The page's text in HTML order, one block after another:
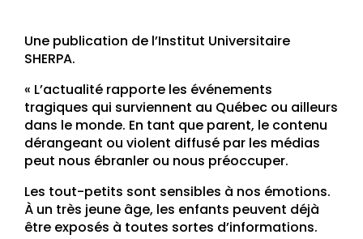
Une publication de l’Institut Universitaire
SHERPA.
« L’actualité rapporte les événements
tragiques qui surviennent au Québec ou ailleurs
dans le monde. En tant que parent, le contenu
dérangeant ou violent diffusé par les médias
peut nous ébranler ou nous préoccuper.
Les tout-petits sont sensibles à nos émotions.
À un très jeune âge, les enfants peuvent déjà
être exposés à toutes sortes d’informations.